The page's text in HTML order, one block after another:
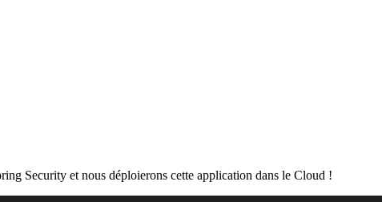
Security et nous déploierons cette application dans le Cloud !